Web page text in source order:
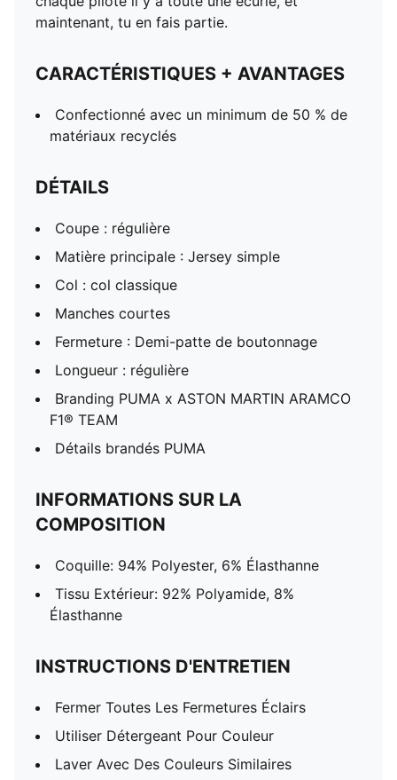
maintenant, tu en fais partie.
CARACTÉRISTIQUES + AVANTAGES
Confectionné avec un minimum de 50 % de
matériaux recyclés
DÉTAILS
Coupe : régulière
Matière principale : Jersey simple
Col : col classique
Manches courtes
Fermeture : Demi-patte de boutonnage
Longueur : régulière
Branding PUMA x ASTON MARTIN ARAMCO
F1® TEAM
Détails brandés PUMA
INFORMATIONS SUR LA
COMPOSITION
Coquille: 94% Polyester, 6% Élasthanne
Tissu Extérieur: 92% Polyamide, 8%
Élasthanne
INSTRUCTIONS D'ENTRETIEN
Fermer Toutes Les Fermetures Éclairs
Utiliser Détergeant Pour Couleur
Laver Avec Des Couleurs Similaires